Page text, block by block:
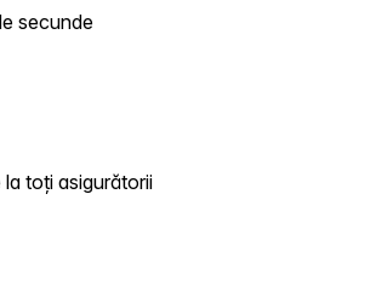
secunde
toți asigurătorii